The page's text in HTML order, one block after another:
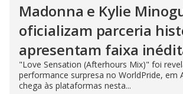
Madonna e Kylie
oficializam parceria
apresentam faixa
"Love Sensation (Afterhours Mix)" foi
performance surpresa no WorldPride, em
chega às plataformas nesta...